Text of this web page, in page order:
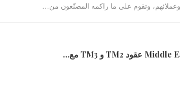
وتقوم على ما راكمه المصنّعون من…